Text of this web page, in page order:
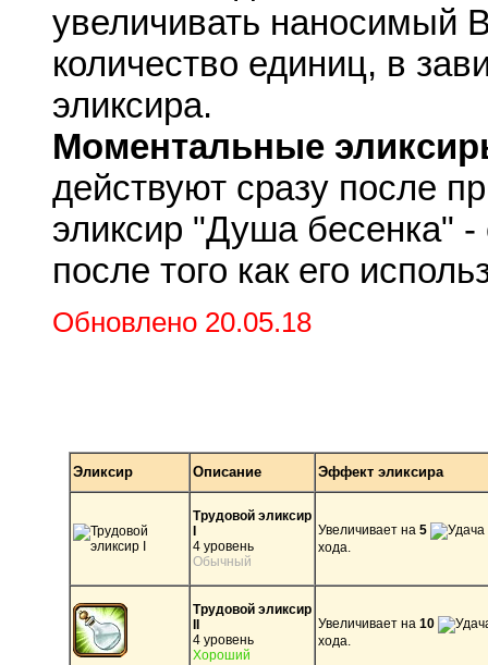
увеличивать наносимый
количество единиц, в
эликсира.
Моментальные
действуют сразу после
эликсир "Душа бесенка" -
после того как его
Обновлено 20.05.18
Эликсир Описание Эффект эликсира
Трудовой эликсир
I
4 уровень
Обычный
Увеличивает на 5
хода.
Трудовой эликсир
II
4 уровень
Хороший
Увеличивает на 10
хода.